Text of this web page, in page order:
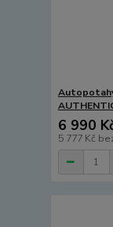
6 990
5 777 Kč